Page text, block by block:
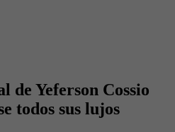
de Yeferson Cossio
todos sus lujos